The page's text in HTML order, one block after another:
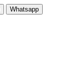
Whatsapp